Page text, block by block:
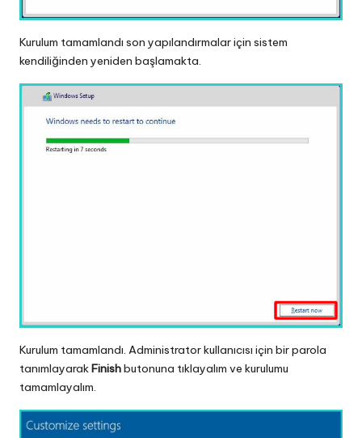
Kurulum tamamlandı son yapılandırmalar için sistem
kendiliğinden yeniden başlamakta.
Kurulum tamamlandı. Administrator kullanıcısı için bir parola
tanımlayarakFinishbutonuna tıklayalım ve kurulumu
tamamlayalım.